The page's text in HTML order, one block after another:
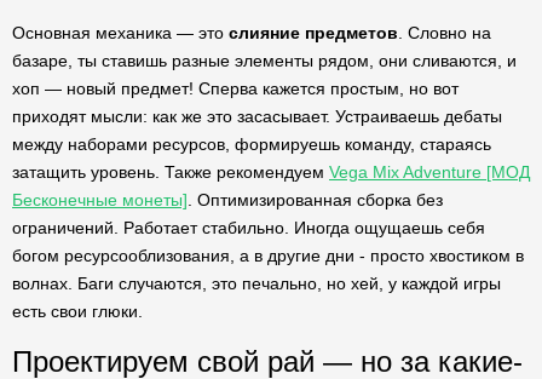
Основная механика — это слияние предметов . Словно на
базаре, ты ставишь разные элементы рядом, они сливаются, и
хоп — новый предмет! Сперва кажется простым, но вот
приходят мысли: как же это засасывает. Устраиваешь дебаты
между наборами ресурсов, формируешь команду, стараясь
затащить уровень. Также рекомендуем Vega Mix Adventure [МОД
Бесконечные монеты] . Оптимизированная сборка без
ограничений. Работает стабильно. Иногда ощущаешь себя
богом ресурсооблизования, а в другие дни - просто хвостиком в
волнах. Баги случаются, это печально, но хей, у каждой игры
есть свои глюки.
Проектируем свой рай — но за какие-